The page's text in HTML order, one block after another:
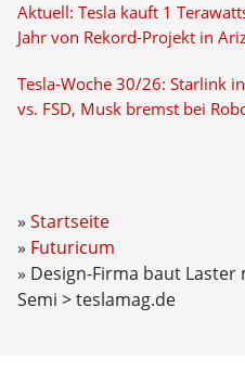
Aktuell: Tesla kauft 1
Jahr von Rekord-Projekt in
Tesla-Woche 30/26: Starlink
vs. FSD, Musk bremst bei
Startseite
Futuricum
Design-Firma baut Laster
Semi > teslamag.de